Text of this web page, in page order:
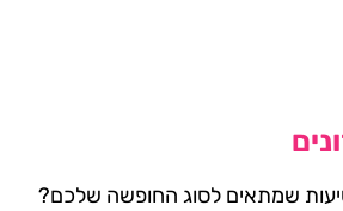
שמתאים לסוג החופשה שלכם?